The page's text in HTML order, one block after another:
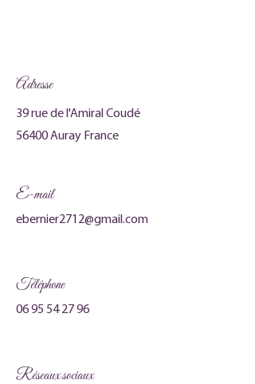
Adresse
39 rue de l'Amiral Coudé
56400 Auray France
E-mail
ebernier2712@gmail.com
Téléphone
06 95 54 27 96
Réseaux sociaux